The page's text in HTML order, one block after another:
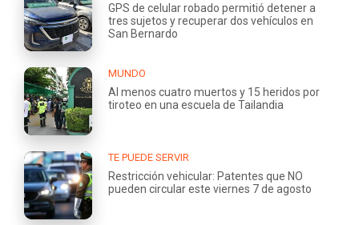
GPS de celular robado permitió detener a
tres sujetos y recuperar dos vehículos en
San Bernardo
MUNDO
Al menos cuatro muertos y 15 heridos por
tiroteo en una escuela de Tailandia
TE PUEDE SERVIR
Restricción vehicular: Patentes que NO
pueden circular este viernes 7 de agosto